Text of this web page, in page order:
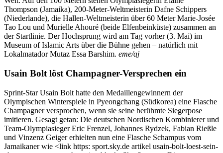
Thompson (Jamaika), 200-Meter-Weltmeisterin Dafne Schippers
(Niederlande), die Hallen-Weltmeisterin über 60 Meter Marie-Josée
Tao Lou und Murielle Ahouré (beide Elfenbeinküste) zusammen an
der Startlinie. Der Hochsprung wird am Tag vorher (3. Mai) im
Museum of Islamic Arts über die Bühne gehen – natürlich mit
Lokalmatador Mutaz Essa Barshim. eme/aj
Usain Bolt löst Champagner-Versprechen ein
Sprint-Star Usain Bolt hatte den Medaillengewinnern der
Olympischen Winterspiele in Pyeongchang (Südkorea) eine Flasche
Champagner versprochen, wenn sie seine berühmte Siegerpose
imitieren. Gesagt getan: Die deutschen Nordischen Kombinierer und
Team-Olympiasieger Eric Frenzel, Johannes Rydzek, Fabian Rießle
und Vinzenz Geiger erhielten nun eine Flasche Schampus vom
Jamaikaner wie <link https: sport.sky.de artikel usain-bolt-loest-sein-